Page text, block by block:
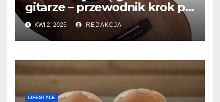
gitarze – przewodnik krok po
kroku dla początkujących
KWI 2, 2025 REDAKCJA
LIFESTYLE